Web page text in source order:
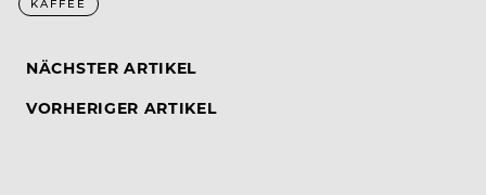
KAFFEE
NÄCHSTER ARTIKEL
VORHERIGER ARTIKEL